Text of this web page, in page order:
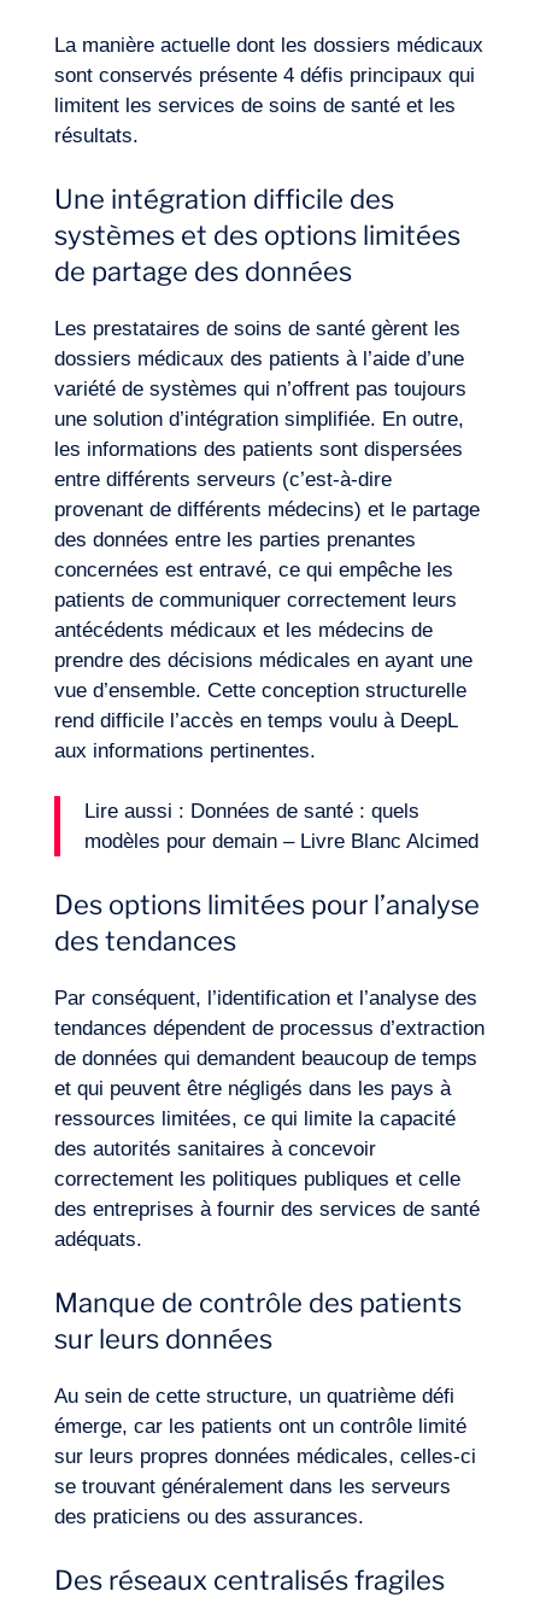
La manière actuelle dont les dossiers médicaux
sont conservés présente 4 défis principaux qui
limitent les services de soins de santé et les
résultats.
Une intégration difficile des
systèmes et des options limitées
de partage des données
Les prestataires de soins de santé gèrent les
dossiers médicaux des patients à l’aide d’une
variété de systèmes qui n’offrent pas toujours
une solution d’intégration simplifiée. En outre,
les informations des patients sont dispersées
entre différents serveurs (c’est-à-dire
provenant de différents médecins) et le partage
des données entre les parties prenantes
concernées est entravé, ce qui empêche les
patients de communiquer correctement leurs
antécédents médicaux et les médecins de
prendre des décisions médicales en ayant une
vue d’ensemble. Cette conception structurelle
rend difficile l’accès en temps voulu à DeepL
aux informations pertinentes.
Lire aussi : Données de santé : quels
modèles pour demain – Livre Blanc Alcimed
Des options limitées pour l’analyse
des tendances
Par conséquent, l’identification et l’analyse des
tendances dépendent de processus d’extraction
de données qui demandent beaucoup de temps
et qui peuvent être négligés dans les pays à
ressources limitées, ce qui limite la capacité
des autorités sanitaires à concevoir
correctement les politiques publiques et celle
des entreprises à fournir des services de santé
adéquats.
Manque de contrôle des patients
sur leurs données
Au sein de cette structure, un quatrième défi
émerge, car les patients ont un contrôle limité
sur leurs propres données médicales, celles-ci
se trouvant généralement dans les serveurs
des praticiens ou des assurances.
Des réseaux centralisés fragiles